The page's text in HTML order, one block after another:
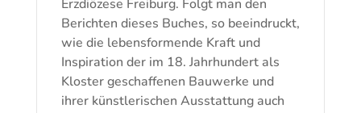
Erzdiözese Freiburg. Folgt man den
Berichten dieses Buches, so beeindruckt,
wie die lebensformende Kraft und
Inspiration der im 18. Jahrhundert als
Kloster geschaffenen Bauwerke und
ihrer künstlerischen Ausstattung auch